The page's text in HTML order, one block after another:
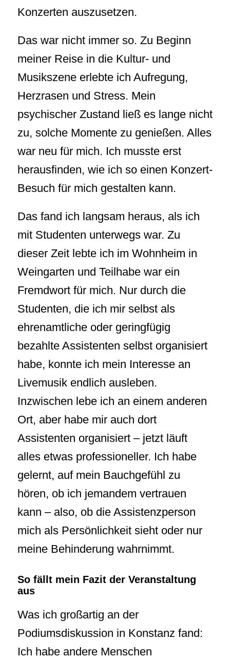
Konzerten auszusetzen.
Das war nicht immer so. Zu Beginn
meiner Reise in die Kultur- und
Musikszene erlebte ich Aufregung,
Herzrasen und Stress. Mein
psychischer Zustand ließ es lange nicht
zu, solche Momente zu genießen. Alles
war neu für mich. Ich musste erst
herausfinden, wie ich so einen Konzert-
Besuch für mich gestalten kann.
Das fand ich langsam heraus, als ich
mit Studenten unterwegs war. Zu
dieser Zeit lebte ich im Wohnheim in
Weingarten und Teilhabe war ein
Fremdwort für mich. Nur durch die
Studenten, die ich mir selbst als
ehrenamtliche oder geringfügig
bezahlte Assistenten selbst organisiert
habe, konnte ich mein Interesse an
Livemusik endlich ausleben.
Inzwischen lebe ich an einem anderen
Ort, aber habe mir auch dort
Assistenten organisiert – jetzt läuft
alles etwas professioneller. Ich habe
gelernt, auf mein Bauchgefühl zu
hören, ob ich jemandem vertrauen
kann – also, ob die Assistenzperson
mich als Persönlichkeit sieht oder nur
meine Behinderung wahrnimmt.
So fällt mein Fazit der Veranstaltung
aus
Was ich großartig an der
Podiumsdiskussion in Konstanz fand:
Ich habe andere Menschen